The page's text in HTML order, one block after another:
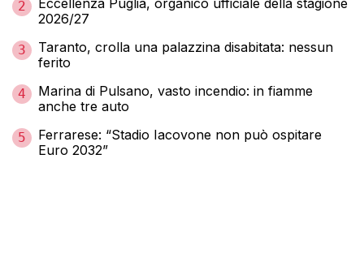
2
Eccellenza Puglia, organico ufficiale della stagione
2026/27
3
Taranto, crolla una palazzina disabitata: nessun
ferito
4
Marina di Pulsano, vasto incendio: in fiamme
anche tre auto
5
Ferrarese: “Stadio Iacovone non può ospitare
Euro 2032”